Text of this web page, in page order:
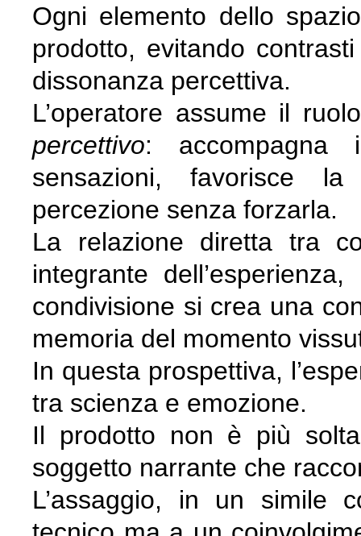
Ogni elemento dello
prodotto, evitando
dissonanza percettiva.
L’operatore assume il
percettivo: accompagna
sensazioni, favorisce
percezione senza forzarla.
La relazione diretta tra
integrante
condivisione si crea una
memoria del momento
In questa prospettiva,
tra scienza e emozione.
Il prodotto non è più
soggetto narrante che
L’assaggio, in un simile